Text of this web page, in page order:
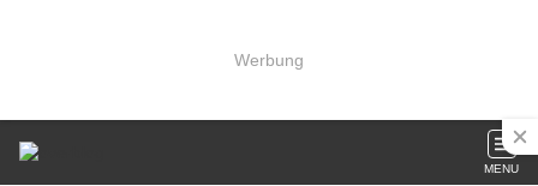
Werbung
MENU